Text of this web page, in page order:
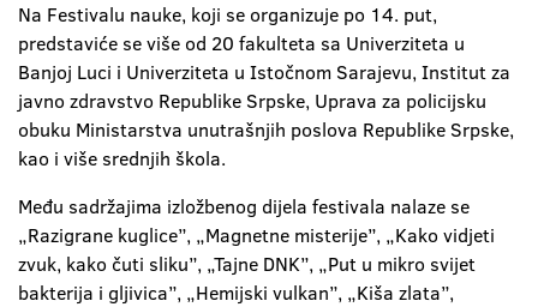
Na Festivalu nauke, koji se organizuje po 14. put,
predstaviće se više od 20 fakulteta sa Univerziteta u
Banjoj Luci i Univerziteta u Istočnom Sarajevu, Institut za
javno zdravstvo Republike Srpske, Uprava za policijsku
obuku Ministarstva unutrašnjih poslova Republike Srpske,
kao i više srednjih škola.
Među sadržajima izložbenog dijela festivala nalaze se
„Razigrane kuglice”, „Magnetne misterije”, „Kako vidjeti
zvuk, kako čuti sliku”, „Tajne DNK”, „Put u mikro svijet
bakterija i gljivica”, „Hemijski vulkan”, „Kiša zlata”,